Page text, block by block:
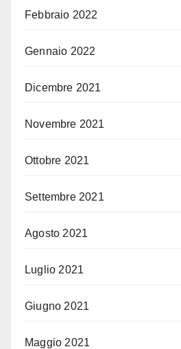
Febbraio 2022
Gennaio 2022
Dicembre 2021
Novembre 2021
Ottobre 2021
Settembre 2021
Agosto 2021
Luglio 2021
Giugno 2021
Maggio 2021